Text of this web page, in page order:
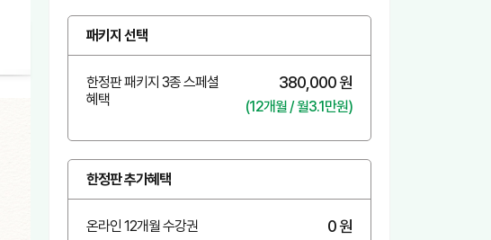
패키지 선택
한정판 패키지 3종 스페셜
혜택
380,000 원
(12개월 / 월3.1만원)
한정판 추가혜택
온라인 12개월 수강권 0 원